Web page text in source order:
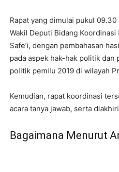
Rapat yang dimulai pukul
Wakil Deputi Bidang
Safe’i, dengan pembahasan
pada aspek hak-hak politik dan
politik pemilu 2019 di wilayah
Kemudian, rapat koordinasi
acara tanya jawab, serta
Bagaimana Menurut